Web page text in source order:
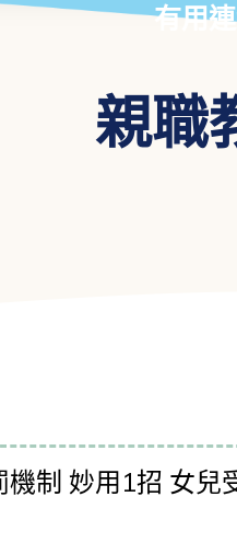
有用
親職
制 妙用1招 女兒